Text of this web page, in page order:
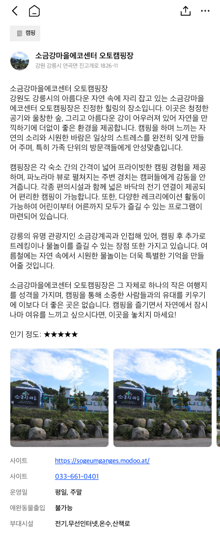
캠핑
소
금
마
을
에
코
센
터
오
토
핑
장
소금강마을에코센터 오토캠핑장
강원 강릉시 연곡면 진고개로 1826-11
소금강마을에코센터 오토캠핑장
강원도 강릉시의 아름다운 자연 속에 자리 잡고 있는 소금강마을
에코센터 오토캠핑장은 진정한 힐링의 장소입니다. 이곳은 청정한
공기와 울창한 숲, 그리고 아름다운 강이 어우러져 있어 자연을 만
끽하기에 더없이 좋은 환경을 제공합니다. 캠핑을 하며 느끼는 자
연의 소리와 시원한 바람은 일상의 스트레스를 완전히 잊게 만들
어 주며, 특히 가족 단위의 방문객들에게 안성맞춤입니다.
캠핑장은 각 숙소 간의 간격이 넓어 프라이빗한 캠핑 경험을 제공
하며, 파노라마 뷰로 펼쳐지는 주변 경치는 캠퍼들에게 감동을 안
겨줍니다. 각종 편의시설과 함께 넓은 바닥의 전기 연결이 제공되
어 편리한 캠핑이 가능합니다. 또한, 다양한 레크리에이션 활동이
가능하여 어린이부터 어른까지 모두가 즐길 수 있는 프로그램이
마련되어 있습니다.
강릉의 유명 관광지인 소금강계곡과 인접해 있어, 캠핑 후 추가로
트레킹이나 물놀이를 즐길 수 있는 장점 또한 가지고 있습니다. 여
름철에는 자연 속에서 시원한 물놀이는 더욱 특별한 기억을 만들
어줄 것입니다.
소금강마을에코센터 오토캠핑장은 그 자체로 하나의 작은 여행지
를 성격을 가지며, 캠핑을 통해 소중한 사람들과의 유대를 키우기
에 이보다 더 좋은 곳은 없습니다. 캠핑을 즐기면서 자연에서 잠시
나마 여유를 느끼고 싶으시다면, 이곳을 놓치지 마세요!
인기 정도: ★★★★★
소
금
강
마
을
에
코
센
터
오
토
캠
핑
장
소
금
강
마
을
에
코
센
터
오
토
핑
사이트
https://sogeumganges.modoo.at/
사이트
033-661-0401
운영일
평일, 주말
애완동물출입
불가능
부대시설
전기,무선인터넷,온수,산책로